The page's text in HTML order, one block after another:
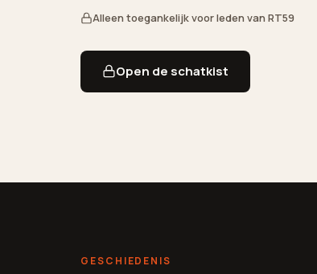
Alleen toegankelijk voor leden van RT59
Open de schatkist
GESCHIEDENIS